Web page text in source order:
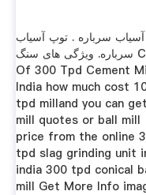
سرباره . توپ آسیاب
سرباره. ویژگی های سنگ Cost
Of 300 Tpd Cement
India how much cost
tpd milland you can
mill quotes or ball mill
price from the online
tpd slag grinding unit
india 300 tpd conical
mill Get More Info